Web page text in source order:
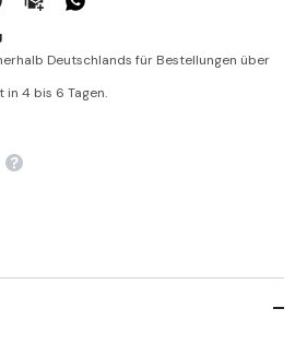
Deutschlands für Bestellungen über
4 bis 6 Tagen.